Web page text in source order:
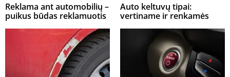
Reklama ant automobilių –
puikus būdas reklamuotis
Auto keltuvų tipai:
vertiname ir renkamės